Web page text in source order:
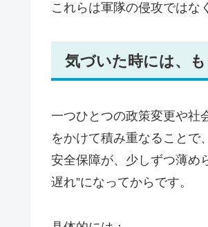
これらは軍隊の侵攻ではな
気づいた時には、
一つひとつの政策変更や社
をかけて積み重なることで
安全保障が、少しずつ薄め
遅れ”になってからです。